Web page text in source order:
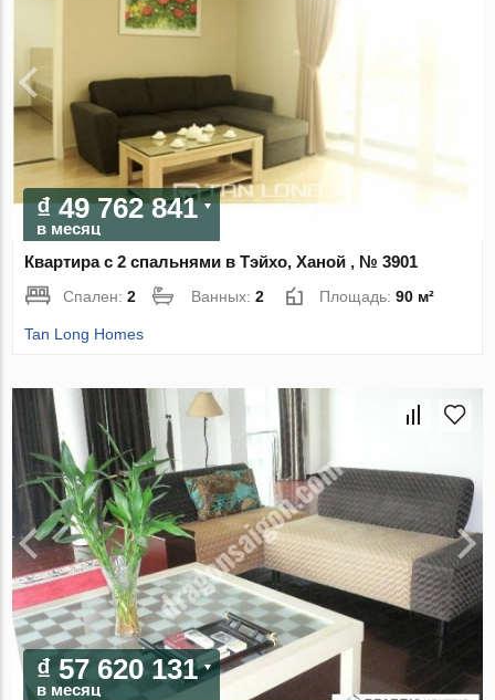
₫ 49 762 841
в месяц
Квартира с 2 спальнями в Тэйхо, Ханой , № 3901
Спален:2 Ванных:2 Площадь:90 м²
Tan Long Homes
₫ 57 620 131
в месяц